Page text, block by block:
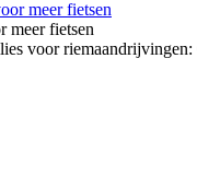
meer fietsen
voor